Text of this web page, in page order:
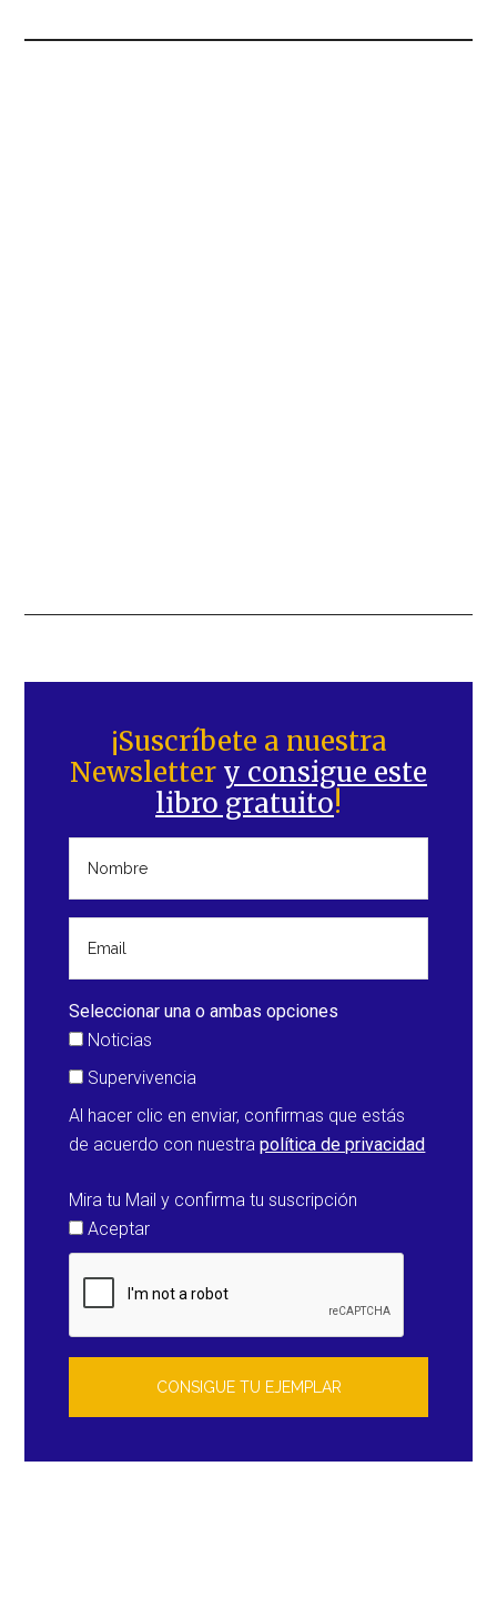
lateral
principal
¡Suscríbete a nuestra
Newsletter y consigue este
libro gratuito!
Seleccionar una o ambas opciones
Noticias
Supervivencia
Al hacer clic en enviar, confirmas que estás
de acuerdo con nuestrapolítica de privacidad
Mira tu Mail y confirma tu suscripción
Aceptar